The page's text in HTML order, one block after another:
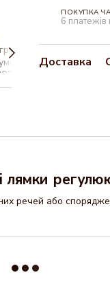
ПОКУПКА
6
Доставка
лямки
речей або